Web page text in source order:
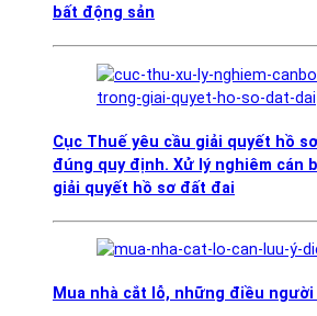
bất động sản
Cục Thuế yêu cầu giải quyết hồ
đúng quy định. Xử lý nghiêm cán
giải quyết hồ sơ đất đai
Mua nhà cắt lỗ, những điều người